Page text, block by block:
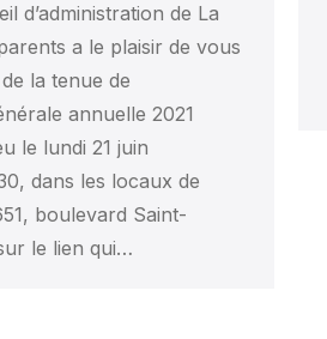
d’administration de La
a le plaisir de vous
la tenue de
annuelle 2021
le lundi 21 juin
dans les locaux de
boulevard Saint-
le lien qui…